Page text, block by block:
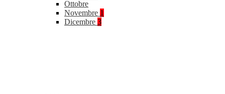
Ottobre
Novembre 1
Dicembre 3